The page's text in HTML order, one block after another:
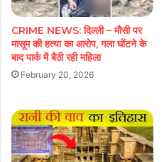
CRIME NEWS: दिल्ली – मौसी पर
मासूम की हत्या का आरोप, गला घोंटने के
बाद पार्क में बैठी रही महिला
February 20, 2026